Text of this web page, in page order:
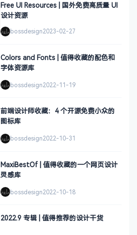
Free UI Resources | 国外免费高质量 UI
设计资源
bossdesign2023-02-27
Colors and Fonts | 值得收藏的配色和
字体资源库
bossdesign2022-11-19
前端设计师收藏：4 个开源免费小众的
图标库
bossdesign2022-10-31
MaxiBestOf | 值得收藏的一个网页设计
灵感库
bossdesign2022-10-18
2022.9 专辑 | 值得推荐的设计干货